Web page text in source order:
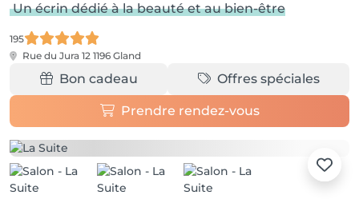
Un écrin dédié à la beauté et au bien-être
195
Rue du Jura 12 1196 Gland
Bon cadeau Offres spéciales
Prendre rendez-vous